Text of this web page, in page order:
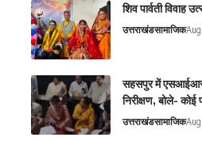
शिव पार्वती विवाह
उत्तराखंडसामाजिक
सहसपुर में एसआईआर
निरीक्षण, बोले-
उत्तराखंडसामाजिक